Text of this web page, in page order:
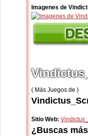
Imagenes de
( Más Juegos de )
Sitio Web:
¿Buscas